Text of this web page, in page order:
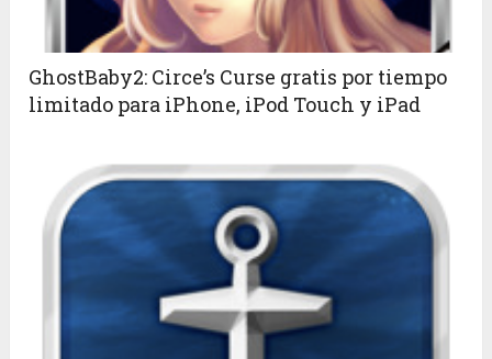
GhostBaby2: Circe’s Curse gratis por tiempo
limitado para iPhone, iPod Touch y iPad